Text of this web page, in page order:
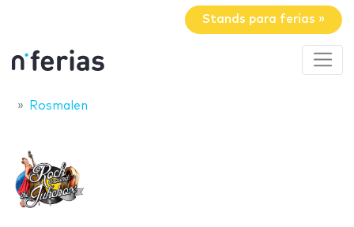
Stands para ferias »
Rosmalen